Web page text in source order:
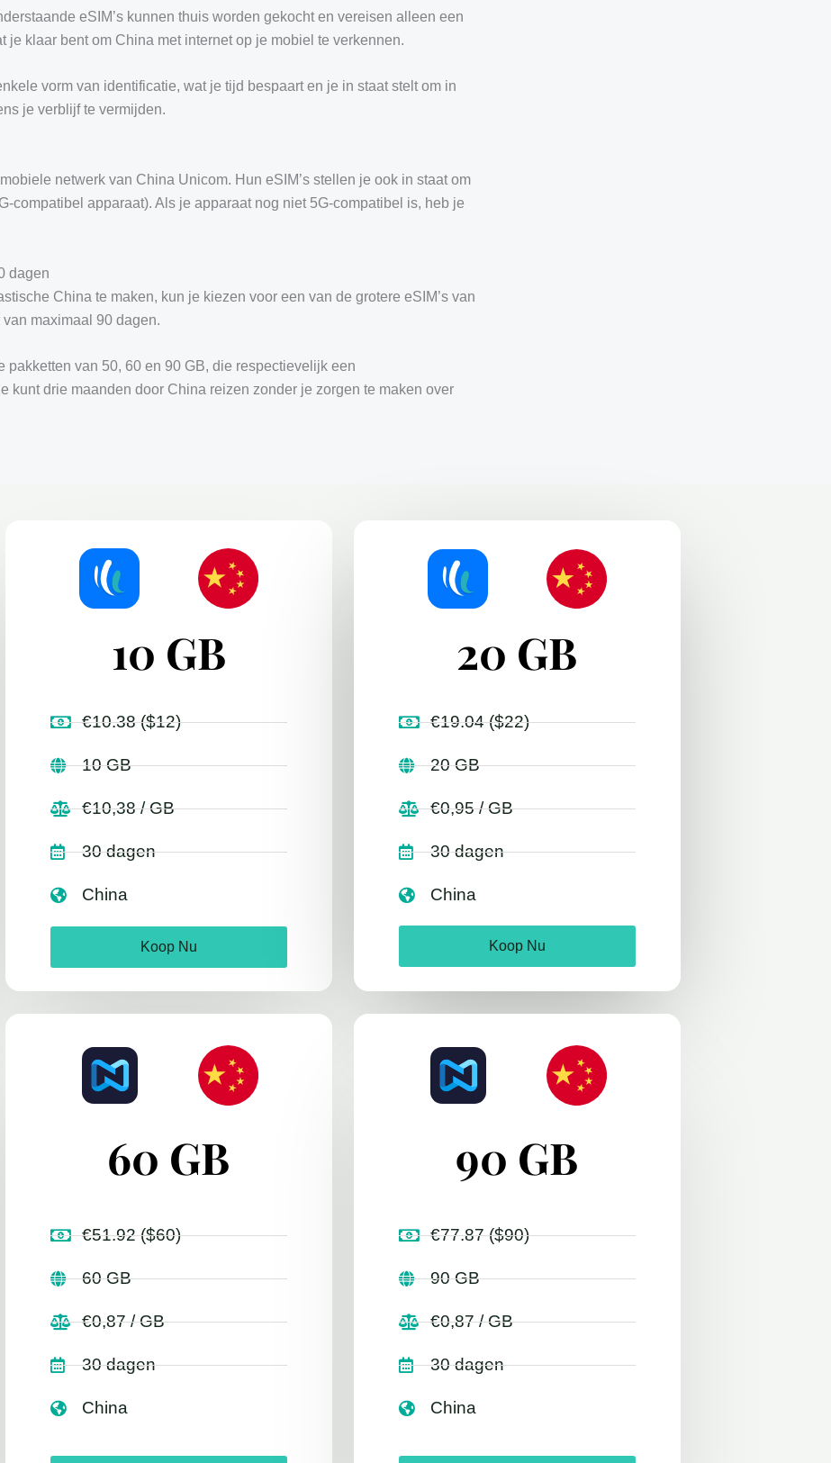
eSIM’s kunnen thuis worden gekocht en vereisen alleen een
klaar bent om China met internet op je mobiel te verkennen.
vorm van identificatie, wat je tijd bespaart en je in staat stelt om in
je verblijf te vermijden.
netwerk van China Unicom. Hun eSIM’s stellen je ook in staat om
compatibel apparaat). Als je apparaat nog niet 5G-compatibel is, heb je
dagen
China te maken, kun je kiezen voor een van de grotere eSIM’s van
maximaal 90 dagen.
van 50, 60 en 90 GB, die respectievelijk een
kunt drie maanden door China reizen zonder je zorgen te maken over
10 GB
€10.38 ($12)
10 GB
€10,38 / GB
30 dagen
China
Koop Nu
20 GB
€19.04 ($22)
20 GB
€0,95 / GB
30 dagen
China
Koop Nu
60 GB
€51.92 ($60)
60 GB
€0,87 / GB
30 dagen
China
90 GB
€77.87 ($90)
90 GB
€0,87 / GB
30 dagen
China